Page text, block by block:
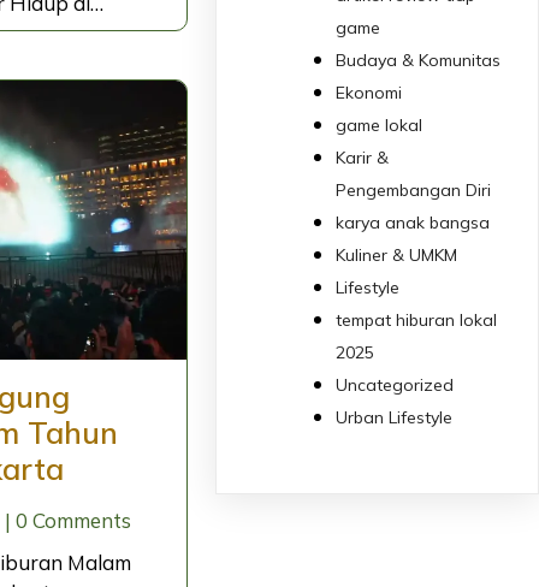
Tahun
| 0 Comments
Malam
game
Budaya & Komunitas
Ekonomi
game lokal
Karir &
Pengembangan Diri
karya anak bangsa
Kuliner & UMKM
Lifestyle
tempat hiburan lokal
2025
Uncategorized
Urban Lifestyle